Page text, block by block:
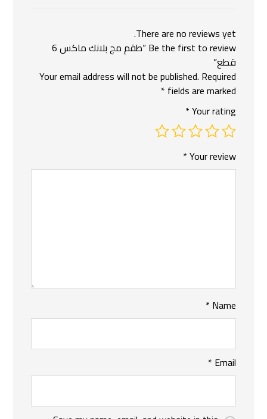
There are no reviews yet.
Be the first to review “طقم مج بلانك ماكس 6
قطع”
Your email address will not be published. Required
fields are marked
*
Your rating
*
Your review
*
Name
*
Email
*